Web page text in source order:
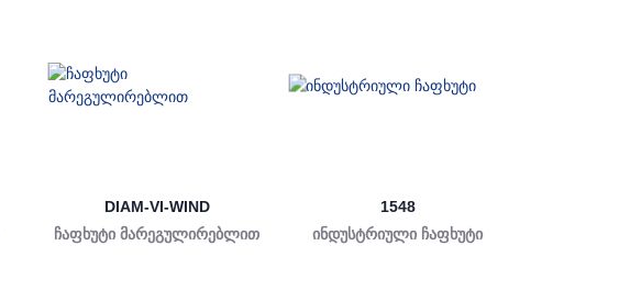
DIAM-VI-WIND
ჩაფხუტი მარეგულირებლით
1548
ინდუსტრიული ჩაფხუტი